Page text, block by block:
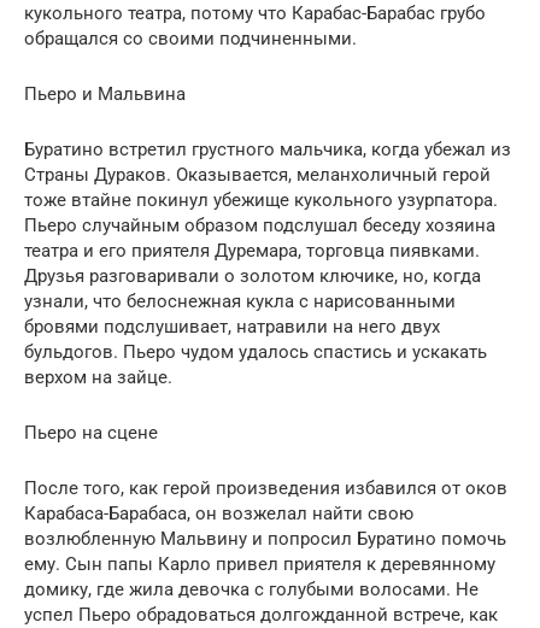
кукольного театра, потому что Карабас-Барабас грубо
обращался со своими подчиненными.
Пьеро и Мальвина
Буратино встретил грустного мальчика, когда убежал из
Страны Дураков. Оказывается, меланхоличный герой
тоже втайне покинул убежище кукольного узурпатора.
Пьеро случайным образом подслушал беседу хозяина
театра и его приятеля Дуремара, торговца пиявками.
Друзья разговаривали о золотом ключике, но, когда
узнали, что белоснежная кукла с нарисованными
бровями подслушивает, натравили на него двух
бульдогов. Пьеро чудом удалось спастись и ускакать
верхом на зайце.
Пьеро на сцене
После того, как герой произведения избавился от оков
Карабаса-Барабаса, он возжелал найти свою
возлюбленную Мальвину и попросил Буратино помочь
ему. Сын папы Карло привел приятеля к деревянному
домику, где жила девочка с голубыми волосами. Не
успел Пьеро обрадоваться долгожданной встрече, как